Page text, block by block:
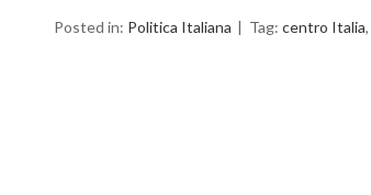
Posted in: Politica Italiana Tag: centro Italia,